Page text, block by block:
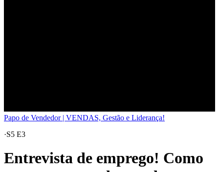
Papo de Vendedor | VENDAS, Gestão e Liderança!
·S5 E3
Entrevista de emprego! Como